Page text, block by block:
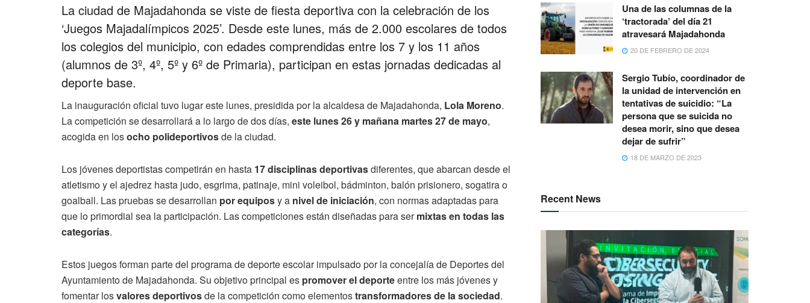
La ciudad de Majadahonda se viste de fiesta deportiva con la celebración de los
‘Juegos Majadalímpicos 2025’. Desde este lunes, más de 2.000 escolares de todos
los colegios del municipio, con edades comprendidas entre los 7 y los 11 años
(alumnos de 3º, 4º, 5º y 6º de Primaria), participan en estas jornadas dedicadas al
deporte base.
La inauguración oficial tuvo lugar este lunes, presidida por la alcaldesa de Majadahonda, Lola Moreno.
La competición se desarrollará a lo largo de dos días, este lunes 26 y mañana martes 27 de mayo,
acogida en losocho polideportivosde la ciudad.
Los jóvenes deportistas competirán en hasta 17 disciplinas deportivasdiferentes, que abarcan desde el
atletismo y el ajedrez hasta judo, esgrima, patinaje, mini voleibol, bádminton, balón prisionero, sogatira o
goalball. Las pruebas se desarrollan por equiposy a nivel de iniciación, con normas adaptadas para
que lo primordial sea la participación. Las competiciones están diseñadas para sermixtas en todas las
categorías.
Estos juegos forman parte del programa de deporte escolar impulsado por la concejalía de Deportes del
Ayuntamiento de Majadahonda. Su objetivo principal es promover el deporteentre los más jóvenes y
fomentar losvalores deportivosde la competición como elementostransformadores de la sociedad.
Una de las columnas de la
‘tractorada’ del día 21
atravesará Majadahonda
20 DE FEBRERO DE 2024
Sergio Tubío, coordinador de
la unidad de intervención en
tentativas de suicidio: “La
persona que se suicida no
desea morir, sino que desea
dejar de sufrir”
18 DE MARZO DE 2023
Recent News